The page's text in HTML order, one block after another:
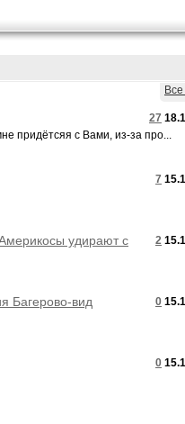
27
придётсяя с Вами, из-за про...
7
2
удирают с
0
Багерово-вид
0